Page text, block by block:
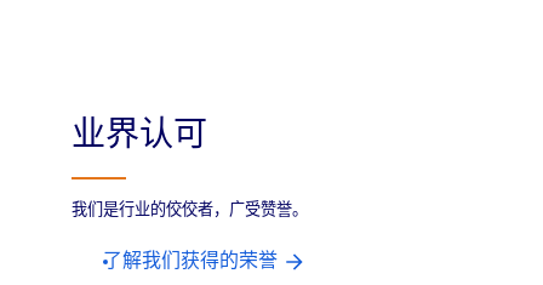
业界认可
我们是行业的佼佼者，广受赞誉。
了解我们获得的荣誉